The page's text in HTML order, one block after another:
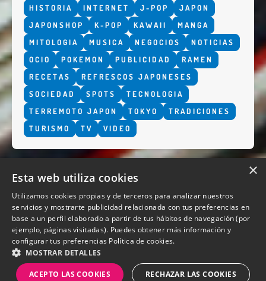
HISTORIA
INTERNET J-POP
JAPON
JAPONSHOP
K-POP KAWAII
MANGA
MITOLOGIA
MUSICA NEGOCIOS
NOTICIAS
OCIO
POKEMON PUBLICIDAD
RAMEN
RECETAS
REFRESCOS JAPONESES
SOCIEDAD
SPOTS
TECNOLOGIA
TERREMOTO JAPON
TOKYO
TRADICIONES
TURISMO
TV VIDEO
QUIENES SOMOS
×
Esta web utiliza cookies
Utilizamos cookies propias y de terceros para analizar nuestros
servicios y mostrarte publicidad relacionada con tus preferencias en
base a un perfil elaborado a partir de tus hábitos de navegación (por
ejemplo, páginas visitadas). Puedes obtener más información y
configurar tus preferencias Política de cookies.
MOSTRAR DETALLES
ACEPTO LAS COOKIES RECHAZAR LAS COOKIES